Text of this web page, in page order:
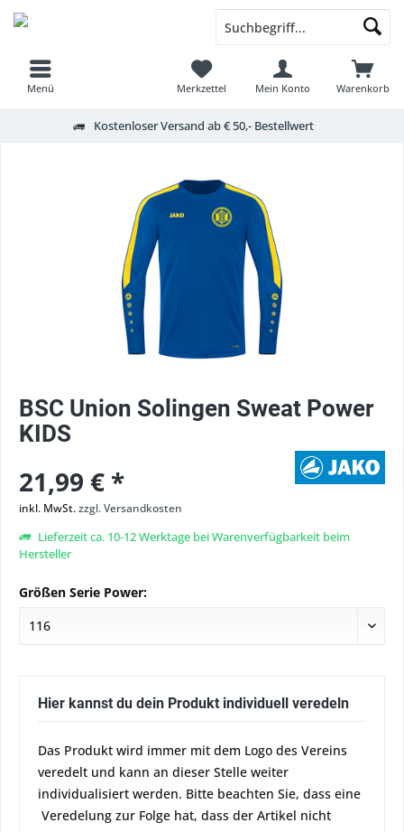
Menü Warenkorb
Merkzettel Mein Konto
Kostenloser Versand ab € 50,- Bestellwert
BSC Union Solingen Sweat Power
KIDS
21,99 € *
inkl. MwSt.zzgl. Versandkosten
Lieferzeit ca. 10-12 Werktage bei Warenverfügbarkeit beim
Hersteller
Größen Serie Power:
Hier kannst du dein Produkt individuell veredeln
Das Produkt wird immer mit dem Logo des Vereins
veredelt und kann an dieser Stelle weiter
individualisiert werden. Bitte beachten Sie, dass eine
Veredelung zur Folge hat, dass der Artikel nicht